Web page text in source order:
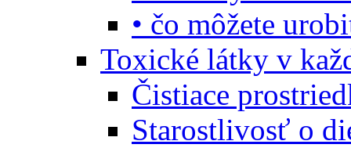
• čo môžete
Toxické látky v
Čistiace
Starostlivosť o